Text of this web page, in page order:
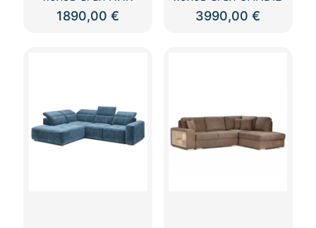
1890,00€ 3990,00€